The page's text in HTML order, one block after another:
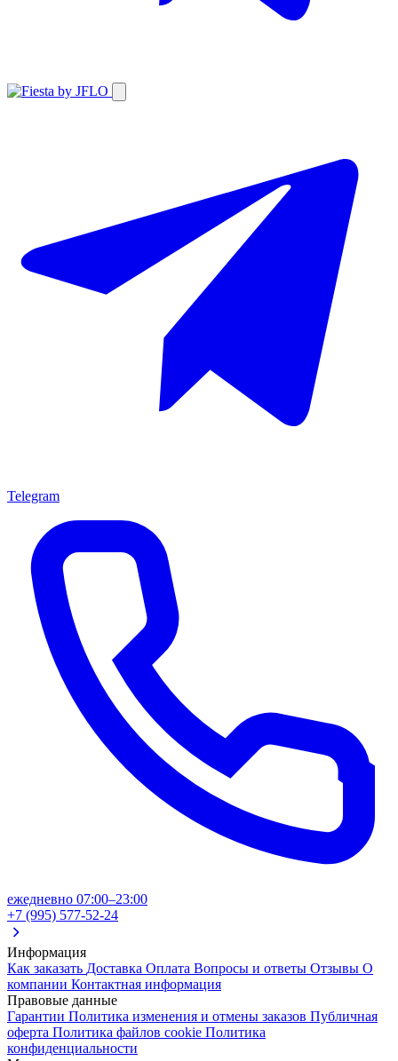
Telegram
ежедневно 07:00–23:00
+7 (995) 577-52-24
Информация
Как заказать Доставка Оплата Вопросы и ответы Отзывы О
компании Контактная информация
Правовые данные
Гарантии Политика изменения и отмены заказов Публичная
оферта Политика файлов cookie Политика
конфиденциальности